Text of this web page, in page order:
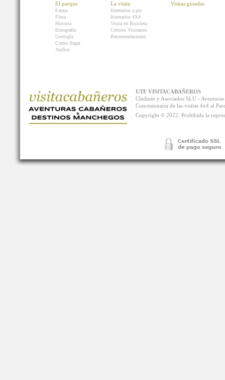
El parque
Fauna
Flora
Historia
Etnografía
Geología
Como llegar
Audios
La visita
Itinerarios a pie
Itinerarios 4X4
Visita en Bicicleta
Centros Visitantes
Recomendaciones
Visitas guiadas
UTE VISITACABAÑEROS
Cladium y Asociados SLU -
Concesionaria de las visitas 4x4 al
Copyright © 2022. Prohibida la